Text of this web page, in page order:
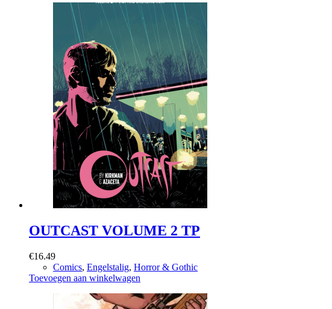
OUTCAST VOLUME 2 TP
€16.49
Comics, Engelstalig, Horror & Gothic
Toevoegen aan winkelwagen